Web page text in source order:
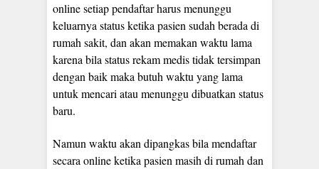
online setiap pendaftar harus menunggu
keluarnya status ketika pasien sudah berada di
rumah sakit, dan akan memakan waktu lama
karena bila status rekam medis tidak tersimpan
dengan baik maka butuh waktu yang lama
untuk mencari atau menunggu dibuatkan status
baru.
Namun waktu akan dipangkas bila mendaftar
secara online ketika pasien masih di rumah dan